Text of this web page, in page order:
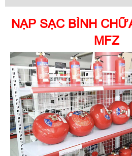
NẠP SẠC BÌNH
MFZ